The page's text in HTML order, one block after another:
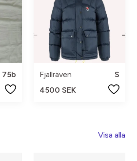
75b
Fjällräven
S
4500 SEK
Visa alla